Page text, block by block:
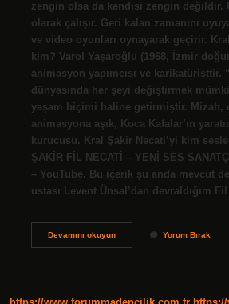
zengin olsa da kendisi zengin değildir.
olarak çalışır. Geri kalan zamanını
ve video oyunları oynayarak geçirir.
kim? Varol Yaşaroğlu (1968, İzmir
animasyon yapımcısı ve karikatüristtir.
dünyasında her şeyi değiştirmek
yaşam biçimi haline getirmiştir. Mizah,
animasyona aşık, Koca Kafalar’ın
kurucusu. Kral Şakir Necati’yi kim
ŞAKİR FİL NECATİ – YENİ SES
– YouTube. Bu içerik şu anda mevcut
ustası Levent Ünsal’dan devraldığım
Devamını okuyunFil
Yorum Bırak